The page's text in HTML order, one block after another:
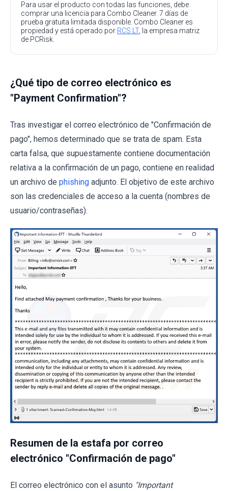
Para usar el producto con todas las funciones, debe
comprar una licencia para Combo Cleaner. 7 días de
prueba gratuita limitada disponible. Combo Cleaner es
propiedad y está operado por RCS LT, la empresa matriz
de PCRisk.
¿Qué tipo de correo electrónico es
"Payment Confirmation"?
Tras investigar el correo electrónico de "Confirmación de
pago", hemos determinado que se trata de spam. Esta
carta falsa, que supuestamente contiene documentación
relativa a la confirmación de un pago, contiene en realidad
un archivo de phishing adjunto. El objetivo de este archivo
son las credenciales de acceso a la cuenta (nombres de
usuario/contraseñas).
Resumen de la estafa por correo
electrónico "Confirmación de pago"
El correo electrónico con el asunto "Important